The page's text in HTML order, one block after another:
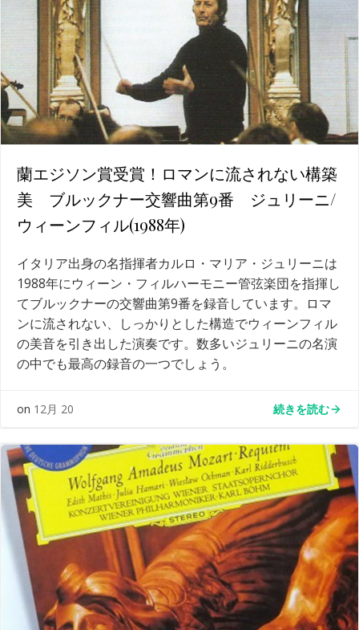
蘭エジソン賞受賞！ロマンに流されない構築
美 ブルックナー交響曲第9番 ジュリーニ/
ウィーンフィル(1988年)
イタリア出身の名指揮者カルロ・マリア・ジュリーニは
1988年にウィーン・フィルハーモニー管弦楽団を指揮し
てブルックナーの交響曲第9番を録音しています。ロマ
ンに流されない、しっかりとした構造でウィーンフィル
の美音を引き出した演奏です。数多いジュリーニの名演
の中でも最高の録音の一つでしょう。
on 12月 20 続きを読む